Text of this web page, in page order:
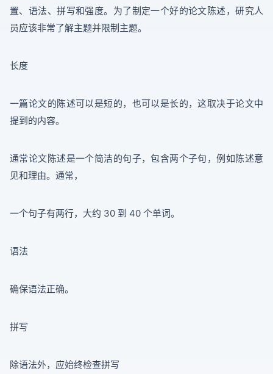
置、语法、拼写和强度。为了制定一个好的论文陈述，研究人
员应该非常了解主题并限制主题。
长度
一篇论文的陈述可以是短的，也可以是长的，这取决于论文中
提到的内容。
通常论文陈述是一个简洁的句子，包含两个子句，例如陈述意
见和理由。通常，
一个句子有两行，大约 30 到 40 个单词。
语法
确保语法正确。
拼写
除语法外，应始终检查拼写